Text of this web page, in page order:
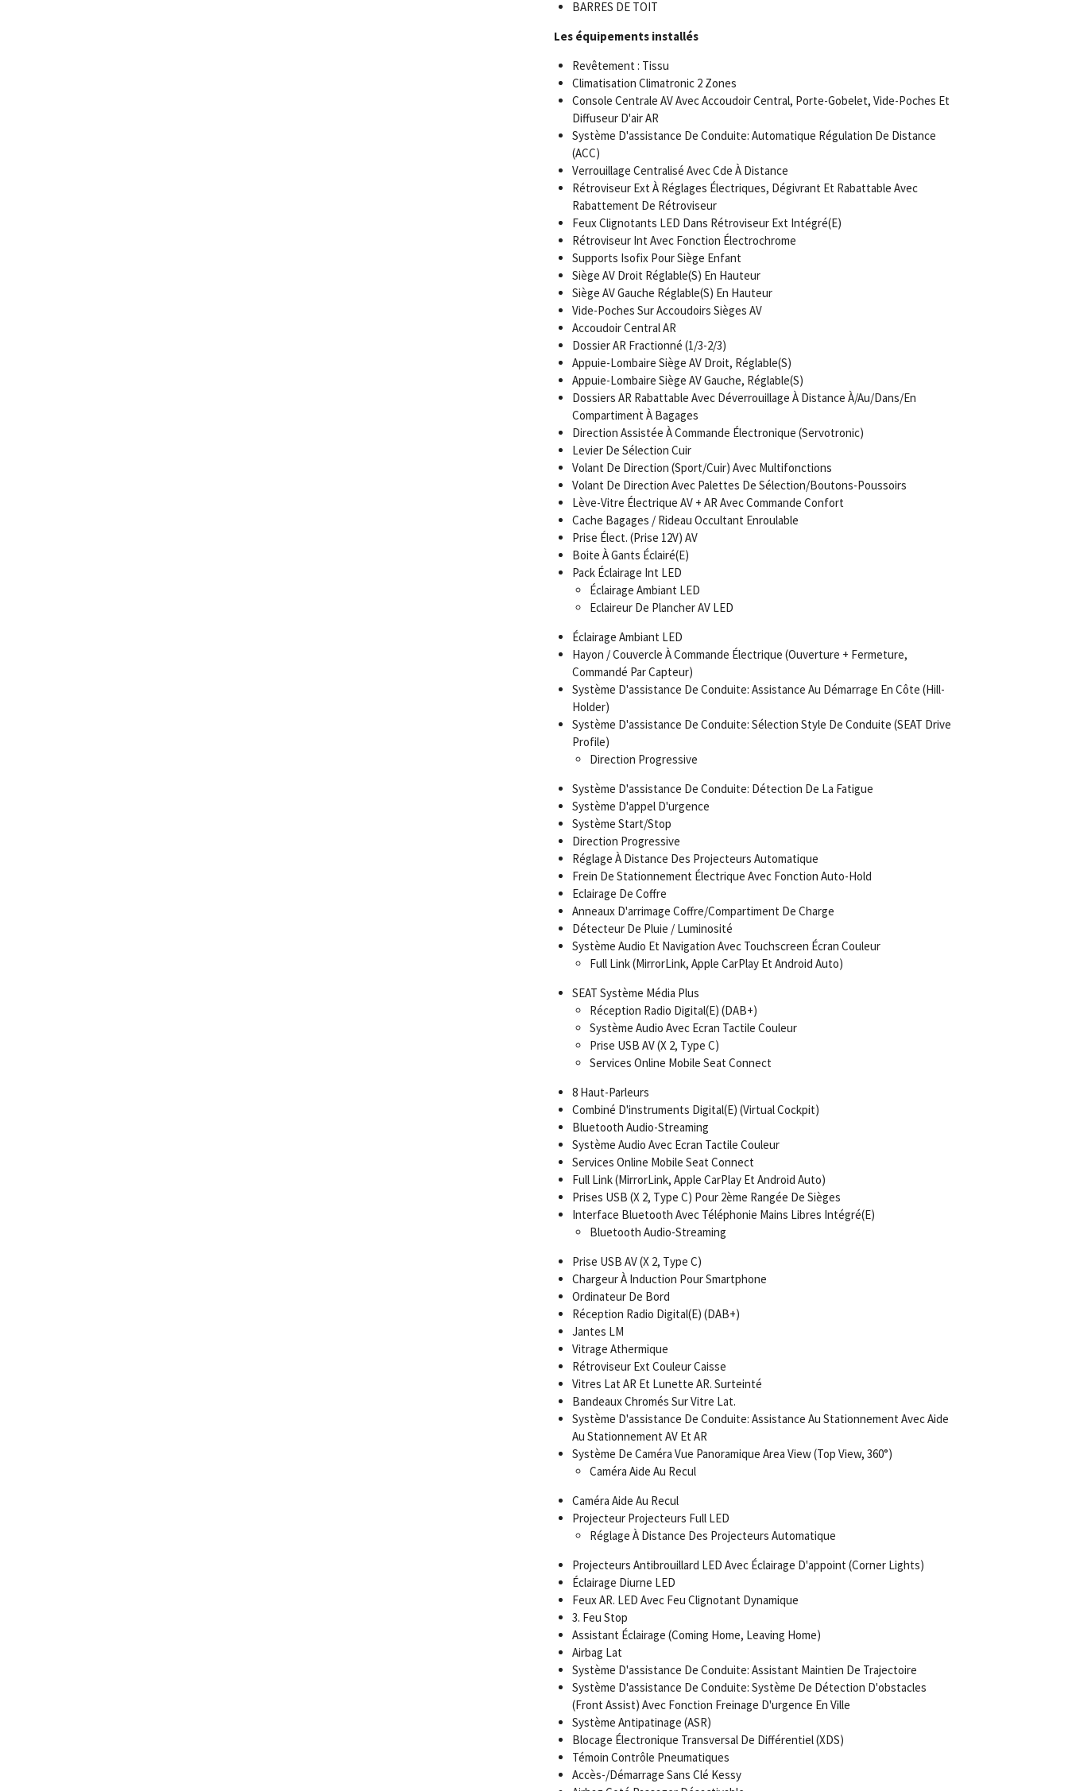
BARRES DE TOIT
Les équipements installés
Revêtement : Tissu
Climatisation Climatronic 2 Zones
Console Centrale AV Avec Accoudoir Central, Porte-Gobelet, Vide-Poches Et
Diffuseur D'air AR
Système D'assistance De Conduite: Automatique Régulation De Distance
(ACC)
Verrouillage Centralisé Avec Cde À Distance
Rétroviseur Ext À Réglages Électriques, Dégivrant Et Rabattable Avec
Rabattement De Rétroviseur
Feux Clignotants LED Dans Rétroviseur Ext Intégré(E)
Rétroviseur Int Avec Fonction Électrochrome
Supports Isofix Pour Siège Enfant
Siège AV Droit Réglable(S) En Hauteur
Siège AV Gauche Réglable(S) En Hauteur
Vide-Poches Sur Accoudoirs Sièges AV
Accoudoir Central AR
Dossier AR Fractionné (1/3-2/3)
Appuie-Lombaire Siège AV Droit, Réglable(S)
Appuie-Lombaire Siège AV Gauche, Réglable(S)
Dossiers AR Rabattable Avec Déverrouillage À Distance À/Au/Dans/En
Compartiment À Bagages
Direction Assistée À Commande Électronique (Servotronic)
Levier De Sélection Cuir
Volant De Direction (Sport/Cuir) Avec Multifonctions
Volant De Direction Avec Palettes De Sélection/Boutons-Poussoirs
Lève-Vitre Électrique AV + AR Avec Commande Confort
Cache Bagages / Rideau Occultant Enroulable
Prise Élect. (Prise 12V) AV
Boite À Gants Éclairé(E)
Pack Éclairage Int LED
Éclairage Ambiant LED
Eclaireur De Plancher AV LED
Éclairage Ambiant LED
Hayon / Couvercle À Commande Électrique (Ouverture + Fermeture,
Commandé Par Capteur)
Système D'assistance De Conduite: Assistance Au Démarrage En Côte (Hill-
Holder)
Système D'assistance De Conduite: Sélection Style De Conduite (SEAT Drive
Profile)
Direction Progressive
Système D'assistance De Conduite: Détection De La Fatigue
Système D'appel D'urgence
Système Start/Stop
Direction Progressive
Réglage À Distance Des Projecteurs Automatique
Frein De Stationnement Électrique Avec Fonction Auto-Hold
Eclairage De Coffre
Anneaux D'arrimage Coffre/Compartiment De Charge
Détecteur De Pluie / Luminosité
Système Audio Et Navigation Avec Touchscreen Écran Couleur
Full Link (MirrorLink, Apple CarPlay Et Android Auto)
SEAT Système Média Plus
Réception Radio Digital(E) (DAB+)
Système Audio Avec Ecran Tactile Couleur
Prise USB AV (X 2, Type C)
Services Online Mobile Seat Connect
8 Haut-Parleurs
Combiné D'instruments Digital(E) (Virtual Cockpit)
Bluetooth Audio-Streaming
Système Audio Avec Ecran Tactile Couleur
Services Online Mobile Seat Connect
Full Link (MirrorLink, Apple CarPlay Et Android Auto)
Prises USB (X 2, Type C) Pour 2ème Rangée De Sièges
Interface Bluetooth Avec Téléphonie Mains Libres Intégré(E)
Bluetooth Audio-Streaming
Prise USB AV (X 2, Type C)
Chargeur À Induction Pour Smartphone
Ordinateur De Bord
Réception Radio Digital(E) (DAB+)
Jantes LM
Vitrage Athermique
Rétroviseur Ext Couleur Caisse
Vitres Lat AR Et Lunette AR. Surteinté
Bandeaux Chromés Sur Vitre Lat.
Système D'assistance De Conduite: Assistance Au Stationnement Avec Aide
Au Stationnement AV Et AR
Système De Caméra Vue Panoramique Area View (Top View, 360°)
Caméra Aide Au Recul
Caméra Aide Au Recul
Projecteur Projecteurs Full LED
Réglage À Distance Des Projecteurs Automatique
Projecteurs Antibrouillard LED Avec Éclairage D'appoint (Corner Lights)
Éclairage Diurne LED
Feux AR. LED Avec Feu Clignotant Dynamique
3. Feu Stop
Assistant Éclairage (Coming Home, Leaving Home)
Airbag Lat
Système D'assistance De Conduite: Assistant Maintien De Trajectoire
Système D'assistance De Conduite: Système De Détection D'obstacles
(Front Assist) Avec Fonction Freinage D'urgence En Ville
Système Antipatinage (ASR)
Blocage Électronique Transversal De Différentiel (XDS)
Témoin Contrôle Pneumatiques
Accès-/Démarrage Sans Clé Kessy